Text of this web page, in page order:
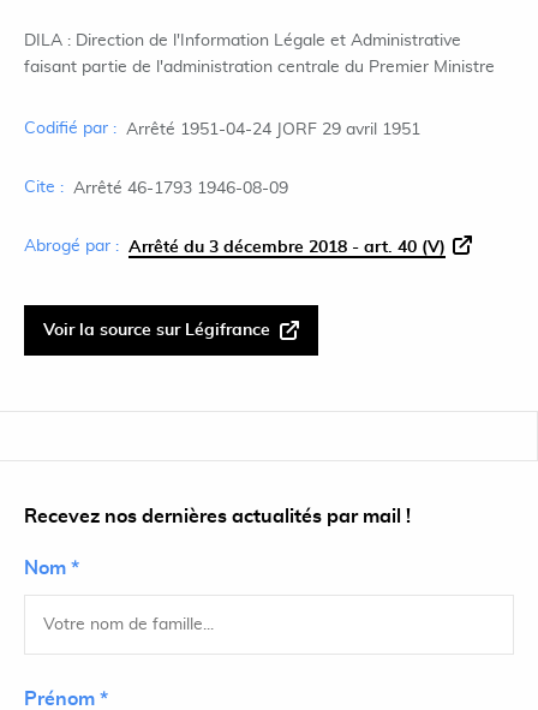
DILA : Direction de l'Information Légale et Administrative
faisant partie de l'administration centrale du Premier Ministre
Codifié par : Arrêté 1951-04-24 JORF 29 avril 1951
Cite : Arrêté 46-1793 1946-08-09
Abrogé par : Arrêté du 3 décembre 2018 - art. 40 (V)
Voir la source sur Légifrance
Recevez nos dernières actualités par mail !
Nom *
Prénom *